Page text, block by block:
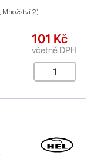
Množství 2)
101 Kč
včetně DPH